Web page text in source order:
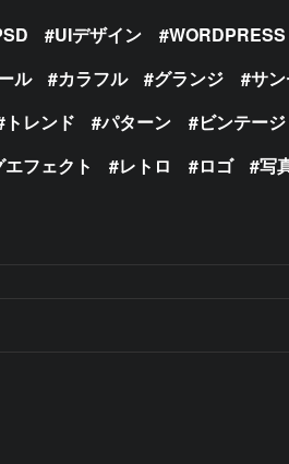
UIデザイン WORDPRESS
ル カラフル グランジ サ
トレンド パターン ビンテージ
フェクト レトロ ロゴ 写